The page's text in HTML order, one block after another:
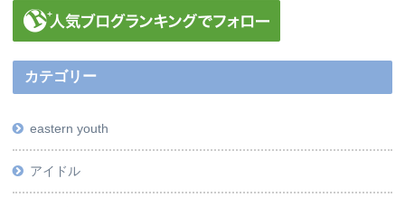
カテゴリー
eastern youth
アイドル